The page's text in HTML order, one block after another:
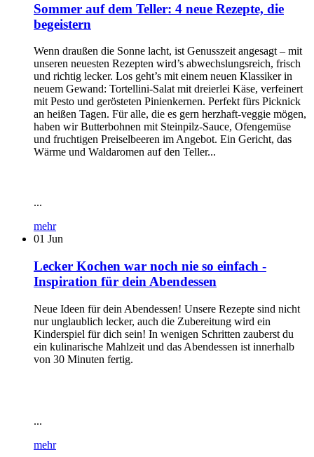
Sommer auf dem Teller: 4 neue Rezepte, die
begeistern
Wenn draußen die Sonne lacht, ist Genusszeit angesagt – mit
unseren neuesten Rezepten wird’s abwechslungsreich, frisch
und richtig lecker. Los geht’s mit einem neuen Klassiker in
neuem Gewand: Tortellini-Salat mit dreierlei Käse, verfeinert
mit Pesto und gerösteten Pinienkernen. Perfekt fürs Picknick
an heißen Tagen. Für alle, die es gern herzhaft-veggie mögen,
haben wir Butterbohnen mit Steinpilz-Sauce, Ofengemüse
und fruchtigen Preiselbeeren im Angebot. Ein Gericht, das
Wärme und Waldaromen auf den Teller...
...
mehr
01 Jun
Lecker Kochen war noch nie so einfach -
Inspiration für dein Abendessen
Neue Ideen für dein Abendessen! Unsere Rezepte sind nicht
nur unglaublich lecker, auch die Zubereitung wird ein
Kinderspiel für dich sein! In wenigen Schritten zauberst du
ein kulinarische Mahlzeit und das Abendessen ist innerhalb
von 30 Minuten fertig.
...
mehr